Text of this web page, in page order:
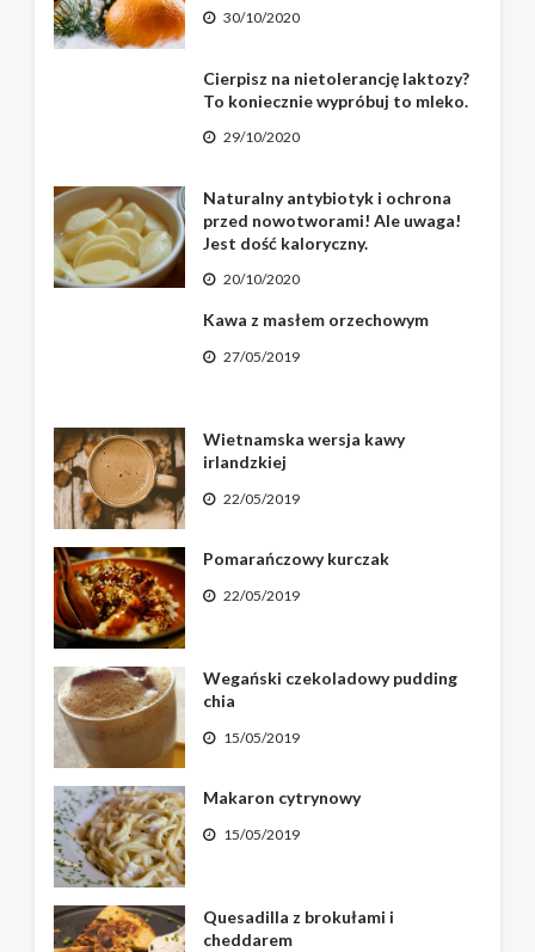
30/10/2020
Cierpisz na nietolerancję laktozy?
To koniecznie wypróbuj to mleko.
29/10/2020
Naturalny antybiotyk i ochrona
przed nowotworami! Ale uwaga!
Jest dość kaloryczny.
20/10/2020
Kawa z masłem orzechowym
27/05/2019
Wietnamska wersja kawy
irlandzkiej
22/05/2019
Pomarańczowy kurczak
22/05/2019
Wegański czekoladowy pudding
chia
15/05/2019
Makaron cytrynowy
15/05/2019
Quesadilla z brokułami i
cheddarem